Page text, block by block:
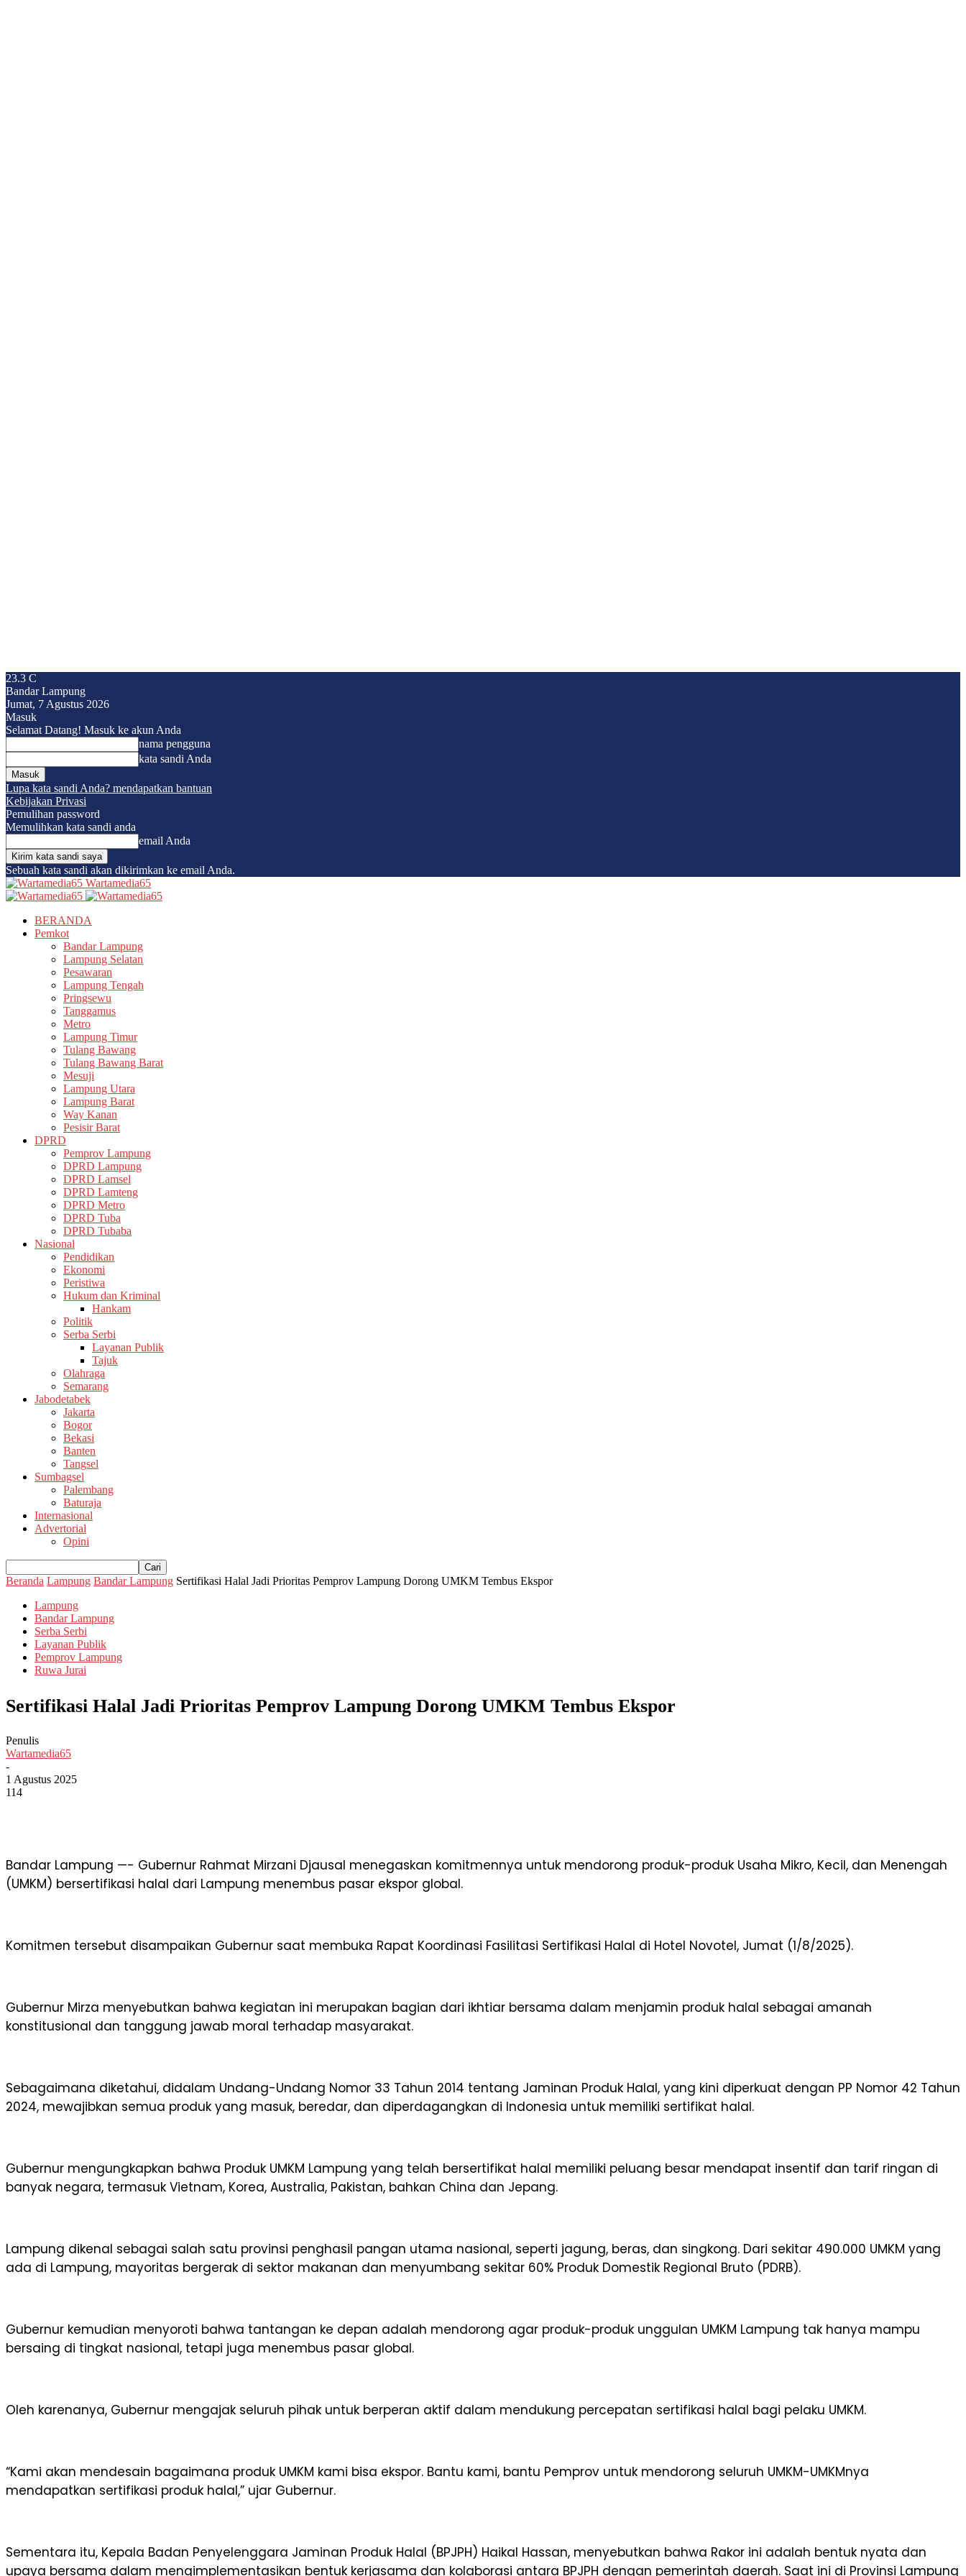
23.3 C
Bandar Lampung
Jumat, 7 Agustus 2026
Masuk
Selamat Datang! Masuk ke akun Anda
nama pengguna
kata sandi Anda
Lupa kata sandi Anda? mendapatkan bantuan
Kebijakan Privasi
Pemulihan password
Memulihkan kata sandi anda
email Anda
Sebuah kata sandi akan dikirimkan ke email Anda.
Wartamedia65
BERANDA
Pemkot
Bandar Lampung
Lampung Selatan
Pesawaran
Lampung Tengah
Pringsewu
Tanggamus
Metro
Lampung Timur
Tulang Bawang
Tulang Bawang Barat
Mesuji
Lampung Utara
Lampung Barat
Way Kanan
Pesisir Barat
DPRD
Pemprov Lampung
DPRD Lampung
DPRD Lamsel
DPRD Lamteng
DPRD Metro
DPRD Tuba
DPRD Tubaba
Nasional
Pendidikan
Ekonomi
Peristiwa
Hukum dan Kriminal
Hankam
Politik
Serba Serbi
Layanan Publik
Tajuk
Olahraga
Semarang
Jabodetabek
Jakarta
Bogor
Bekasi
Banten
Tangsel
Sumbagsel
Palembang
Baturaja
Internasional
Advertorial
Opini
Beranda Lampung Bandar Lampung Sertifikasi Halal Jadi Prioritas Pemprov Lampung Dorong UMKM Tembus Ekspor
Lampung
Bandar Lampung
Serba Serbi
Layanan Publik
Pemprov Lampung
Ruwa Jurai
Sertifikasi Halal Jadi Prioritas Pemprov Lampung Dorong UMKM Tembus Ekspor
Penulis
Wartamedia65
-
1 Agustus 2025
114
Bandar Lampung —- Gubernur Rahmat Mirzani Djausal menegaskan komitmennya untuk mendorong produk-produk Usaha Mikro, Kecil, dan Menengah
(UMKM) bersertifikasi halal dari Lampung menembus pasar ekspor global.
Komitmen tersebut disampaikan Gubernur saat membuka Rapat Koordinasi Fasilitasi Sertifikasi Halal di Hotel Novotel, Jumat (1/8/2025).
Gubernur Mirza menyebutkan bahwa kegiatan ini merupakan bagian dari ikhtiar bersama dalam menjamin produk halal sebagai amanah
konstitusional dan tanggung jawab moral terhadap masyarakat.
Sebagaimana diketahui, didalam Undang-Undang Nomor 33 Tahun 2014 tentang Jaminan Produk Halal, yang kini diperkuat dengan PP Nomor 42 Tahun
2024, mewajibkan semua produk yang masuk, beredar, dan diperdagangkan di Indonesia untuk memiliki sertifikat halal.
Gubernur mengungkapkan bahwa Produk UMKM Lampung yang telah bersertifikat halal memiliki peluang besar mendapat insentif dan tarif ringan di
banyak negara, termasuk Vietnam, Korea, Australia, Pakistan, bahkan China dan Jepang.
Lampung dikenal sebagai salah satu provinsi penghasil pangan utama nasional, seperti jagung, beras, dan singkong. Dari sekitar 490.000 UMKM yang
ada di Lampung, mayoritas bergerak di sektor makanan dan menyumbang sekitar 60% Produk Domestik Regional Bruto (PDRB).
Gubernur kemudian menyoroti bahwa tantangan ke depan adalah mendorong agar produk-produk unggulan UMKM Lampung tak hanya mampu
bersaing di tingkat nasional, tetapi juga menembus pasar global.
Oleh karenanya, Gubernur mengajak seluruh pihak untuk berperan aktif dalam mendukung percepatan sertifikasi halal bagi pelaku UMKM.
“Kami akan mendesain bagaimana produk UMKM kami bisa ekspor. Bantu kami, bantu Pemprov untuk mendorong seluruh UMKM-UMKMnya
mendapatkan sertifikasi produk halal,” ujar Gubernur.
Sementara itu, Kepala Badan Penyelenggara Jaminan Produk Halal (BPJPH) Haikal Hassan, menyebutkan bahwa Rakor ini adalah bentuk nyata dan
upaya bersama dalam mengimplementasikan bentuk kerjasama dan kolaborasi antara BPJPH dengan pemerintah daerah. Saat ini di Provinsi Lampung